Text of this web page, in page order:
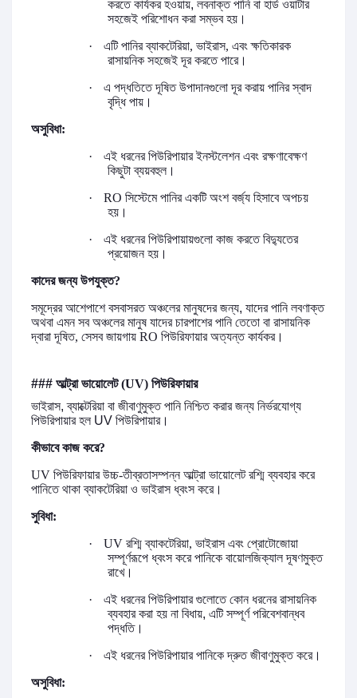
করতে কার্যকর হওয়ায়, লবনাক্ত পানি বা হার্ড ওয়াটার
সহজেই পরিশোধন করা সম্ভব হয়।
·
এটি পানির ব্যাকটেরিয়া, ভাইরাস, এবং ক্ষতিকারক
রাসায়নিক সহজেই দূর করতে পারে।
·
এ পদ্ধতিতে দূষিত উপাদানগুলো দূর করায় পানির স্বাদ
বৃদ্ধি পায়।
অসুবিধা:
·
এই ধরনের পিউরিপায়ার ইনস্টলেশন এবং রক্ষণাবেক্ষণ
কিছুটা ব্যয়বহুল।
·
RO সিস্টেমে পানির একটি অংশ বর্জ্য হিসাবে অপচয়
হয়।
·
এই ধরনের পিউরিপায়ায়গুলো কাজ করতে বিদ্যুতের
প্রয়োজন হয়।
কাদের জন্য উপযুক্ত?
সমূদ্রের আশেপাশে বসবাসরত অঞ্চলের মানুষদের জন্য, যাদের পানি লবণাক্ত
অথবা এমন সব অঞ্চলের মানুষ যাদের চারপাশের পানি তেতো বা রাসায়নিক
দ্বারা দূষিত, সেসব জায়গায় RO পিউরিফায়ার অত্যন্ত কার্যকর।
### আল্ট্রা ভায়োলেট(UV) পিউরিফায়ার
ভাইরাস, ব্যাক্টেরিয়া বা জীবাণুমুক্ত পানি নিশ্চিত করার জন্য নির্ভরযোগ্য
পিউরিপায়ার হল UV পিউরিপায়ার।
কীভাবে কাজ করে?
UV পিউরিফায়ার উচ্চ-তীব্রতাসম্পন্ন আল্ট্রা ভায়োলেট রশ্মি ব্যবহার করে
পানিতে থাকা ব্যাকটেরিয়া ও ভাইরাস ধ্বংস করে।
সুবিধা:
·
UV রশ্মি ব্যাকটেরিয়া, ভাইরাস এবং প্রোটোজোয়া
সম্পূর্ণরূপে ধ্বংস করে পানিকে বায়োলজিক্যাল দূষণমুক্ত
রাখে।
·
এই ধরনের পিউরিপায়ার গুলোতে কোন ধরনের রাসায়নিক
ব্যবহার করা হয় না বিধায়, এটি সম্পূর্ণ পরিবেশবান্ধব
পদ্ধতি।
·
এই ধরনের পিউরিপায়ার পানিকে দ্রুত জীবাণুমুক্ত করে।
অসুবিধা: